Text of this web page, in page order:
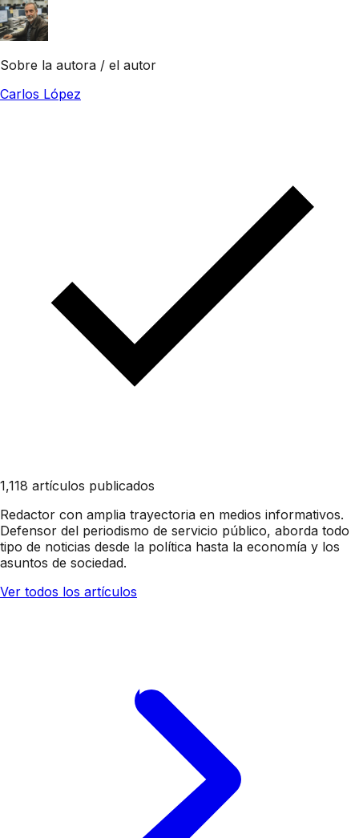
Sobre la autora / el autor
Carlos López
1,118 artículos publicados
Redactor con amplia trayectoria en medios informativos.
Defensor del periodismo de servicio público, aborda todo
tipo de noticias desde la política hasta la economía y los
asuntos de sociedad.
Ver todos los artículos